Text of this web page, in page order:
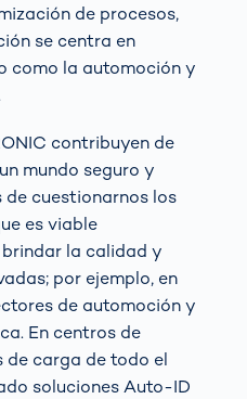
de procesos,
se centra en
como la automoción y
contribuyen de
mundo seguro y
de cuestionarnos los
es viable
la calidad y
por ejemplo, en
de automoción y
En centros de
carga de todo el
soluciones Auto-ID